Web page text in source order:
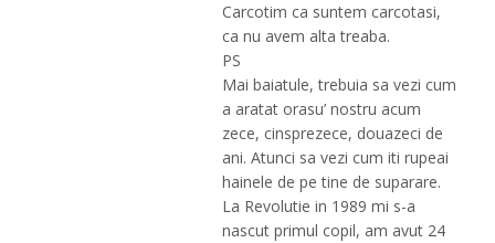
Carcotim ca suntem carcotasi,
ca nu avem alta treaba.
PS
Mai baiatule, trebuia sa vezi cum
a aratat orasu’ nostru acum
zece, cinsprezece, douazeci de
ani. Atunci sa vezi cum iti rupeai
hainele de pe tine de suparare.
La Revolutie in 1989 mi s-a
nascut primul copil, am avut 24